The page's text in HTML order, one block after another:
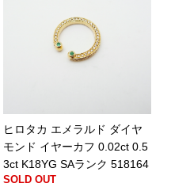
ヒロタカ エメラルド ダイヤ
モンド イヤーカフ 0.02ct 0.5
3ct K18YG SAランク 518164
SOLD OUT